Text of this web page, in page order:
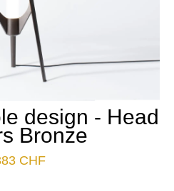
design - Head
Bronze
CHF